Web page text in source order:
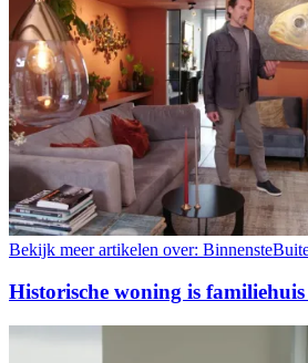
Bekijk meer artikelen over:
Historische woning is